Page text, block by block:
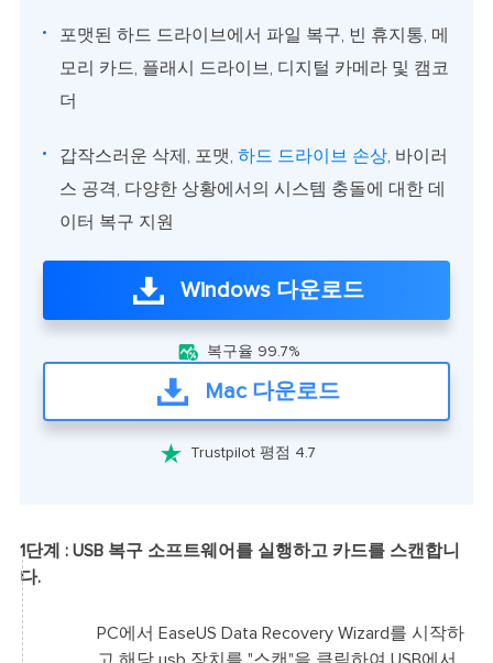
포맷된 하드 드라이브에서 파일 복구, 빈 휴지통, 메
모리 카드, 플래시 드라이브, 디지털 카메라 및 캠코
더
갑작스러운 삭제, 포맷, 하드 드라이브 손상, 바이러
스 공격, 다양한 상황에서의 시스템 충돌에 대한 데
이터 복구 지원
Windows 다운로드
 복구율 99.7%
Mac 다운로드
 Trustpilot 평점 4.7
1단계 : USB 복구 소프트웨어를 실행하고 카드를 스캔합니
다.
PC에서 EaseUS Data Recovery Wizard를 시작하